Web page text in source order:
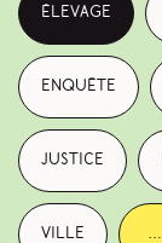
élevage
enquête
justice
ville